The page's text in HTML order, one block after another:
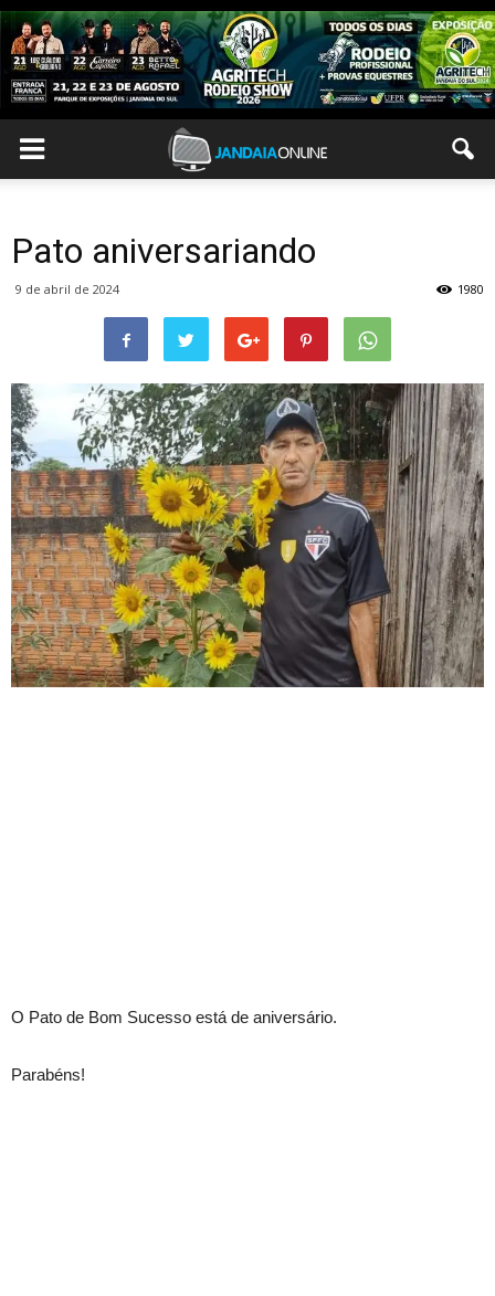
Pato aniversariando
9 de abril de 2024 1980
O Pato de Bom Sucesso está de aniversário.
Parabéns!